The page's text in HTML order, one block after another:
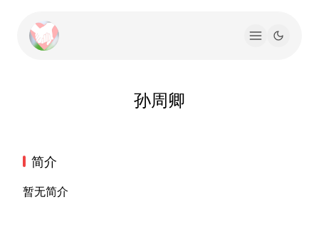
孙周卿
简介
暂无简介